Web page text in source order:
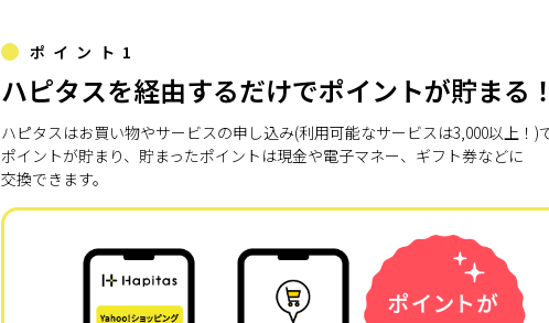
ポイント1
ハピタスを経由するだけでポイントが貯まる
ハピタスはお買い物やサービスの申し込み(利用可能なサービスは3,000以上！)
ポイントが貯まり、貯まったポイントは現金や電子マネー、ギフト券などに
交換できます。